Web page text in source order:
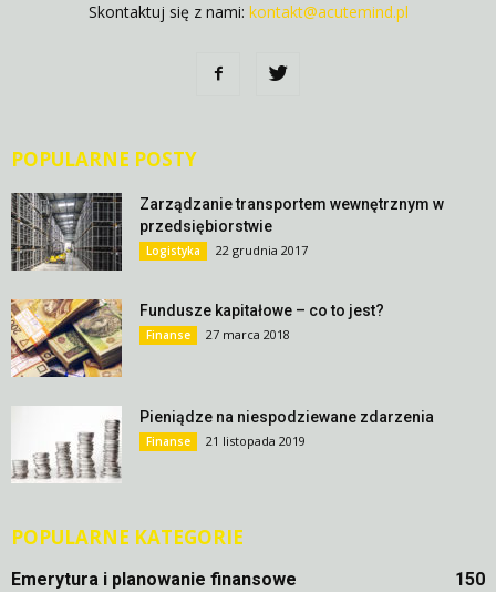
Skontaktuj się z nami: kontakt@acutemind.pl
POPULARNE POSTY
Zarządzanie transportem wewnętrznym w
przedsiębiorstwie
Logistyka 22 grudnia 2017
Fundusze kapitałowe – co to jest?
Finanse 27 marca 2018
Pieniądze na niespodziewane zdarzenia
Finanse 21 listopada 2019
POPULARNE KATEGORIE
Emerytura i planowanie finansowe 150